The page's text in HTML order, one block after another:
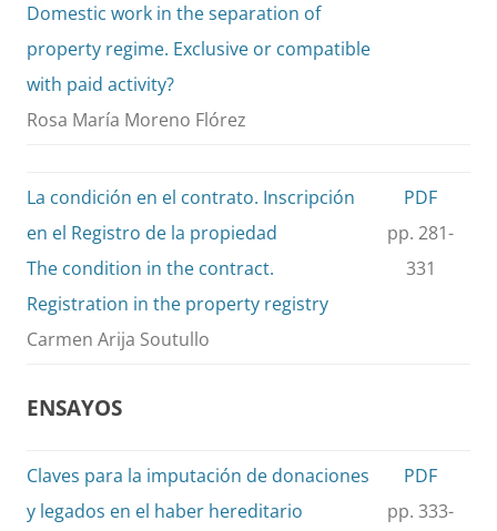
Domestic work in the separation of
property regime. Exclusive or compatible
with paid activity?
Rosa María Moreno Flórez
La condición en el contrato. Inscripción
en el Registro de la propiedad
The condition in the contract.
Registration in the property registry
Carmen Arija Soutullo
PDF
pp. 281-
331
ENSAYOS
Claves para la imputación de donaciones
y legados en el haber hereditario
PDF
pp. 333-